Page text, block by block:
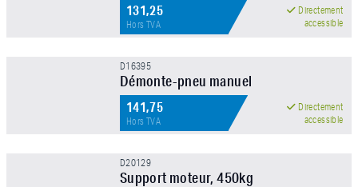
APPLIQUER LE FILTRE
131,25
Hors TVA
Directement
accessible
D16395
Démonte-pneu manuel
141,75
Hors TVA
Directement
accessible
D20129
Support moteur, 450kg